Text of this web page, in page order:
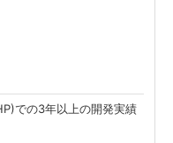
での3年以上の開発実績